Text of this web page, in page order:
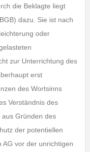
die Beklagte liegt
dazu. Sie ist nach
oder
zur Unterrichtung des
erst
des Wortsinns
Verständnis des
Gründen des
der potentiellen
AG vor der unrichtigen